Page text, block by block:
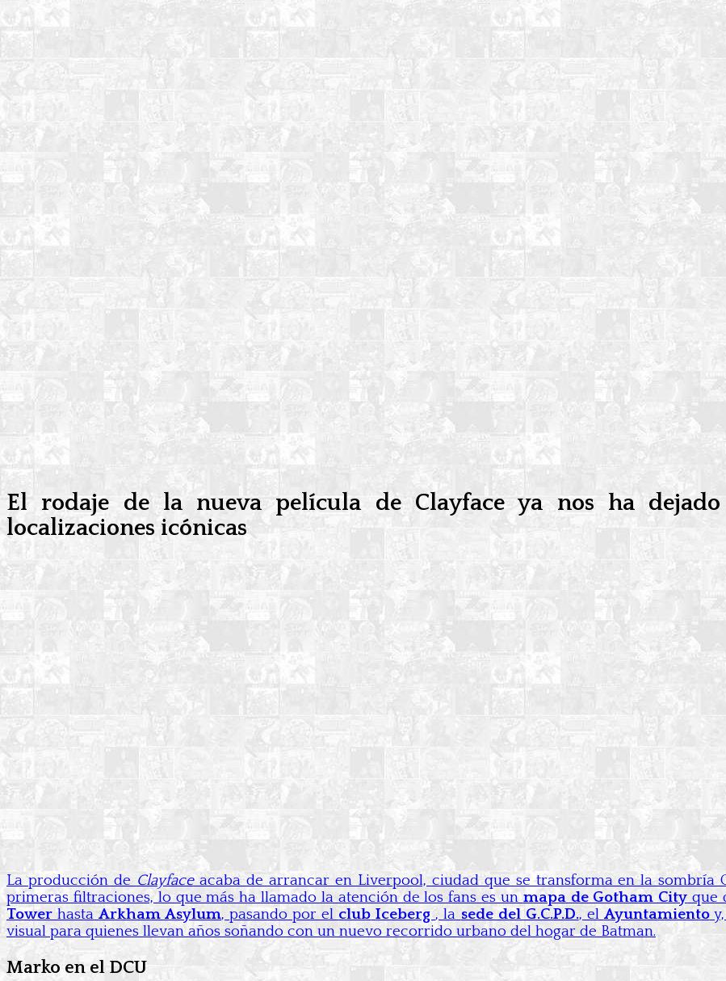
El rodaje de la nueva película de Clayface ya nos ha
localizaciones icónicas
La producción de Clayfaceacaba de arrancar en Liverpool, ciudad que se transforma en la sombría
primeras filtraciones, lo que más ha llamado la atención de los fans es un mapa de Gotham City que
Tower hastaArkham Asylum, pasando por el club Iceberg, la sede del G.C.P.D., el Ayuntamientoy,
visual para quienes llevan años soñando con un nuevo recorrido urbano del hogar de Batman.
Marko en el DCU